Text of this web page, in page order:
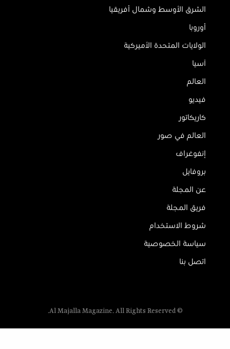
الشرق الأوسط وشمال أفريقيا
أوروبا
الولايات المتحدة الأميركية
آسيا
العالم
فيديو
كاريكاتور
العالم في صور
إنفوغراف
بروفايل
عن المجلة
فريق المجلة
شروط الاستخدام
سياسة الخصوصية
اتصل بنا
© Al Majalla Magazine. All Rights Reserved.